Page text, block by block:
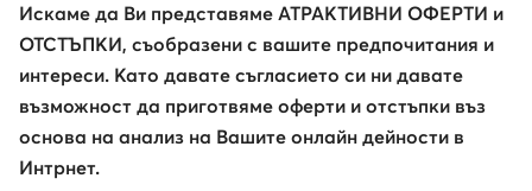
Туристически · Outscape Mid Gtx GORE-TEX L45410800 · Черен
139,99€
още 10% Код: SUMMER
Промоция
Hoka
Искаме да Ви представяме АТРАКТИВНИ ОФЕРТИ и
ОТСТЪПКИ, съобразени с вашите предпочитания и
интереси. Като давате съгласието си ни давате
възможност да приготвяме оферти и отстъпки въз
основа на анализ на Вашите онлайн дейности в
Интрнет.